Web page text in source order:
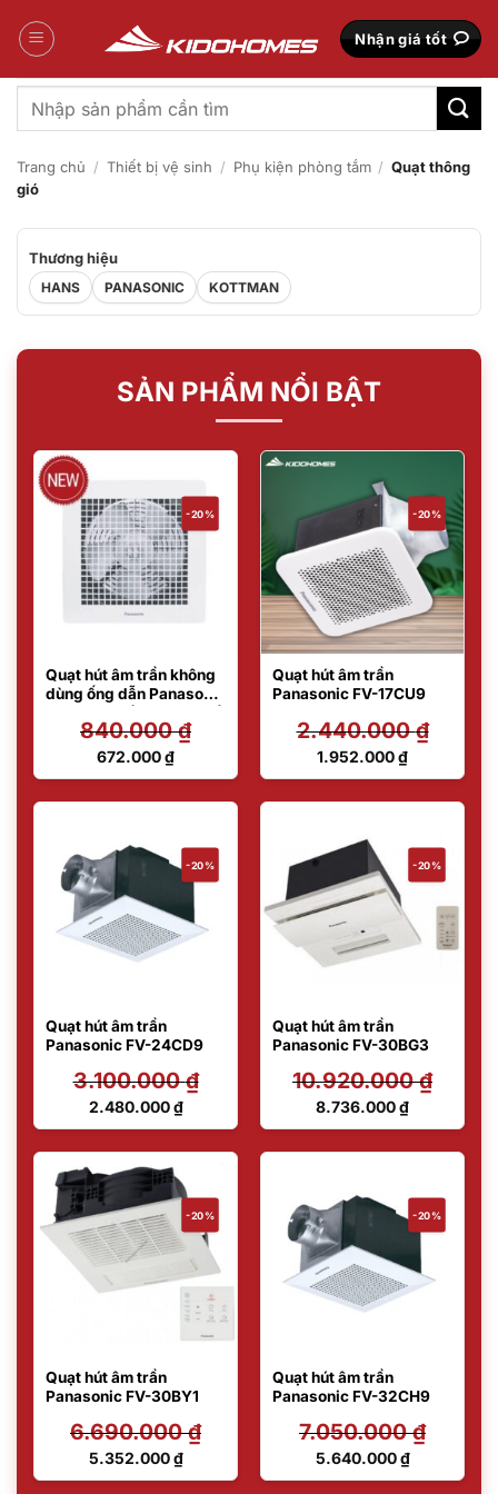
qua
Nhận giá tốt
Tìm
kiếm:
Trang chủ / Thiết bị vệ sinh / Phụ kiện phòng tắm / Quạt thông
gió
Thương hiệu
HANS PANASONIC KOTTMAN
SẢN PHẨM NỔI BẬT
-20%
Quạt hút âm trần không
dùng ống dẫn Panasonic
840.000₫
Giá
840.000 ₫.
672.000₫
Giá
672.000 ₫.
-20%
Quạt hút âm trần
Panasonic FV-17CU9
2.440.000₫
Giá
2.440.000 ₫.
1.952.000₫
Giá
1.952.000 ₫.
-20%
Quạt hút âm trần
Panasonic FV-24CD9
3.100.000₫
Giá
3.100.000 ₫.
2.480.000₫
Giá
2.480.000 ₫.
-20%
Quạt hút âm trần
Panasonic FV-30BG3
10.920.000₫
Giá
10.920.000 ₫.
8.736.000₫
Giá
8.736.000 ₫.
-20%
Quạt hút âm trần
Panasonic FV-30BY1
6.690.000₫
Giá
5.352.000₫
Giá
-20%
Quạt hút âm trần
Panasonic FV-32CH9
7.050.000₫
Giá
5.640.000₫
Giá